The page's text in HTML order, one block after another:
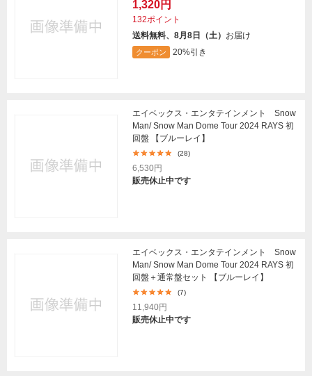
1,320円
132ポイント
送料無料、8月8日（土） お届け
クーポン 20%引き
エイベックス・エンタテインメント Snow
Man/ Snow Man Dome Tour 2024 RAYS 初
回盤 【ブルーレイ】
(28)
6,530円
販売休止中です
エイベックス・エンタテインメント Snow
Man/ Snow Man Dome Tour 2024 RAYS 初
回盤＋通常盤セット 【ブルーレイ】
(7)
11,940円
販売休止中です